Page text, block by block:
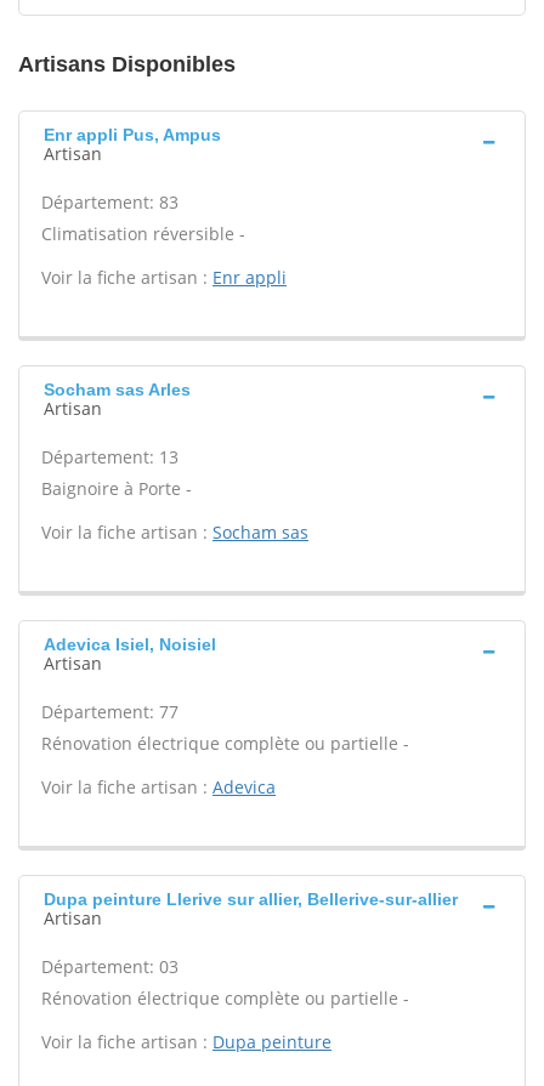
Artisans Disponibles
Enr appli Pus, Ampus
Artisan
Département: 83
Climatisation réversible -
Voir la fiche artisan : Enr appli
Socham sas Arles
Artisan
Département: 13
Baignoire à Porte -
Voir la fiche artisan : Socham sas
Adevica Isiel, Noisiel
Artisan
Département: 77
Rénovation électrique complète ou partielle -
Voir la fiche artisan : Adevica
Dupa peinture Llerive sur allier, Bellerive-sur-allier
Artisan
Département: 03
Rénovation électrique complète ou partielle -
Voir la fiche artisan : Dupa peinture